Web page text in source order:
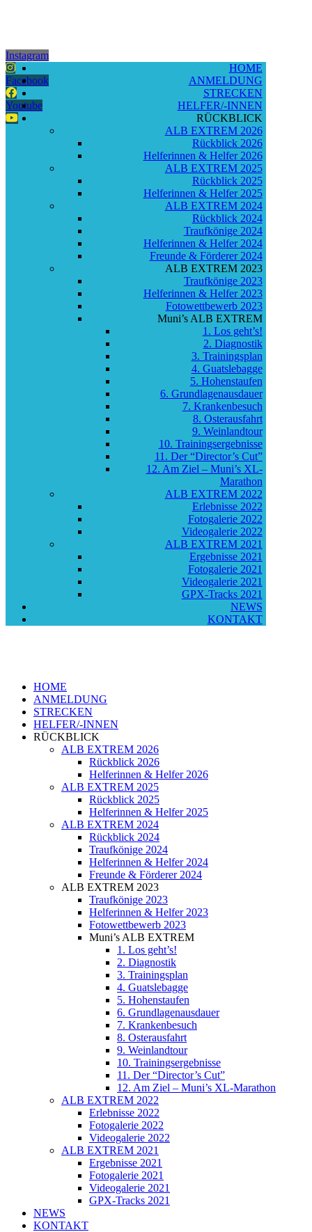
Instagram
Facebook
Youtube
HOME
ANMELDUNG
STRECKEN
HELFER/-INNEN
RÜCKBLICK
ALB EXTREM 2026
Rückblick 2026
Helferinnen & Helfer 2026
ALB EXTREM 2025
Rückblick 2025
Helferinnen & Helfer 2025
ALB EXTREM 2024
Rückblick 2024
Traufkönige 2024
Helferinnen & Helfer 2024
Freunde & Förderer 2024
ALB EXTREM 2023
Traufkönige 2023
Helferinnen & Helfer 2023
Fotowettbewerb 2023
Muni’s ALB EXTREM
1. Los geht’s!
2. Diagnostik
3. Trainingsplan
4. Guatslebagge
5. Hohenstaufen
6. Grundlagenausdauer
7. Krankenbesuch
8. Osterausfahrt
9. Weinlandtour
10. Trainingsergebnisse
11. Der “Director’s Cut”
12. Am Ziel – Muni’s XL-
Marathon
ALB EXTREM 2022
Erlebnisse 2022
Fotogalerie 2022
Videogalerie 2022
ALB EXTREM 2021
Ergebnisse 2021
Fotogalerie 2021
Videogalerie 2021
GPX-Tracks 2021
NEWS
KONTAKT
HOME
ANMELDUNG
STRECKEN
HELFER/-INNEN
RÜCKBLICK
ALB EXTREM 2026
Rückblick 2026
Helferinnen & Helfer 2026
ALB EXTREM 2025
Rückblick 2025
Helferinnen & Helfer 2025
ALB EXTREM 2024
Rückblick 2024
Traufkönige 2024
Helferinnen & Helfer 2024
Freunde & Förderer 2024
ALB EXTREM 2023
Traufkönige 2023
Helferinnen & Helfer 2023
Fotowettbewerb 2023
Muni’s ALB EXTREM
1. Los geht’s!
2. Diagnostik
3. Trainingsplan
4. Guatslebagge
5. Hohenstaufen
6. Grundlagenausdauer
7. Krankenbesuch
8. Osterausfahrt
9. Weinlandtour
10. Trainingsergebnisse
11. Der “Director’s Cut”
12. Am Ziel – Muni’s XL-Marathon
ALB EXTREM 2022
Erlebnisse 2022
Fotogalerie 2022
Videogalerie 2022
ALB EXTREM 2021
Ergebnisse 2021
Fotogalerie 2021
Videogalerie 2021
GPX-Tracks 2021
NEWS
KONTAKT